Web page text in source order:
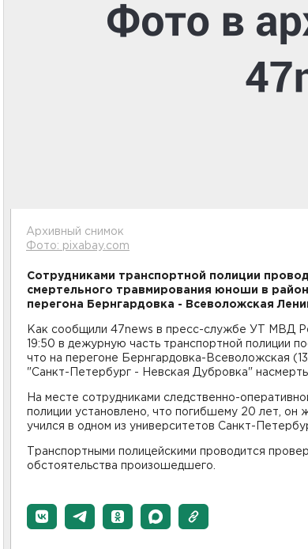
Архивный снимок
Фото: pixabay.com
Сотрудниками транспортной полиции
смертельного травмирования юноши в
перегона Бернгардовка - Всеволожская
Как сообщили 47news в пресс-службе УТ МВД
19:50 в дежурную часть транспортной полиции
что на перегоне Бернгардовка-Всеволожская
"Санкт-Петербург - Невская Дубровка"
На месте сотрудниками следственно-
полиции установлено, что погибшему 20 лет, он
учился в одном из университетов Санкт-
Транспортными полицейскими проводится
обстоятельства произошедшего.